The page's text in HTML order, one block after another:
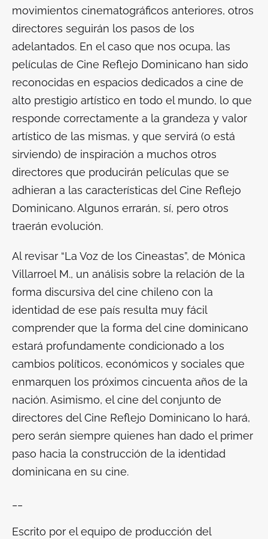
movimientos cinematográficos anteriores, otros
directores seguirán los pasos de los
adelantados. En el caso que nos ocupa, las
películas de Cine Reflejo Dominicano han sido
reconocidas en espacios dedicados a cine de
alto prestigio artístico en todo el mundo, lo que
responde correctamente a la grandeza y valor
artístico de las mismas, y que servirá (o está
sirviendo) de inspiración a muchos otros
directores que producirán películas que se
adhieran a las características del Cine Reflejo
Dominicano. Algunos errarán, sí, pero otros
traerán evolución.
Al revisar “La Voz de los Cineastas”, de Mónica
Villarroel M., un análisis sobre la relación de la
forma discursiva del cine chileno con la
identidad de ese país resulta muy fácil
comprender que la forma del cine dominicano
estará profundamente condicionado a los
cambios políticos, económicos y sociales que
enmarquen los próximos cincuenta años de la
nación. Asimismo, el cine del conjunto de
directores del Cine Reflejo Dominicano lo hará,
pero serán siempre quienes han dado el primer
paso hacia la construcción de la identidad
dominicana en su cine.
Escrito por el equipo de producción del